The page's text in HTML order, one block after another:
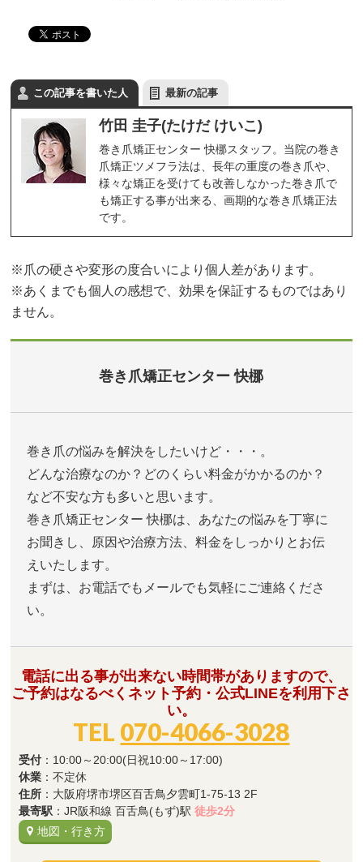
この記事を書いた人 最新の記事
竹田 圭子(たけだ けいこ)
巻き爪矯正センター 快梛スタッフ。当院の巻き
爪矯正ツメフラ法は、長年の重度の巻き爪や、
様々な矯正を受けても改善しなかった巻き爪で
も矯正する事が出来る、画期的な巻き爪矯正法
です。
※爪の硬さや変形の度合いにより個人差があります。
※あくまでも個人の感想で、効果を保証するものではあり
ません。
巻き爪矯正センター 快梛
巻き爪の悩みを解決をしたいけど・・・。
どんな治療なのか？どのくらい料金がかかるのか？
など不安な方も多いと思います。
巻き爪矯正センター 快梛は、あなたの悩みを丁寧に
お聞きし、原因や治療方法、料金をしっかりとお伝
えいたします。
まずは、お電話でもメールでも気軽にご連絡くださ
い。
電話に出る事が出来ない時間帯がありますので、
ご予約はなるべくネット予約・公式LINEを利用下さ
い。
TEL 070-4066-3028
受付 ：10:00～20:00(日祝10:00～17:00)
休業 ：不定休
住所 ：大阪府堺市堺区百舌鳥夕雲町1-75-13 2F
最寄駅 ：JR阪和線 百舌鳥(もず)駅徒歩2分
地図・行き方